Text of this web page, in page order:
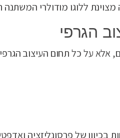
הגרפי
אלא על כל תחום העיצוב
התפתחות בכיוון של